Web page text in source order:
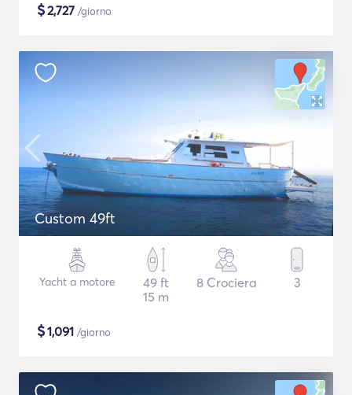
$2,727 /giorno
Custom 49ft
Yacht a motore
49 ft
15 m
8 Crociera 3
$1,091 /giorno